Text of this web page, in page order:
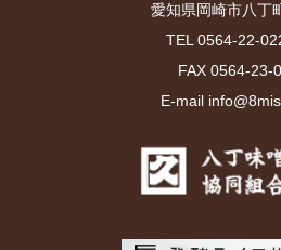
愛知県岡崎市八丁
TEL 0564-22-
FAX 0564-23-
E-mail